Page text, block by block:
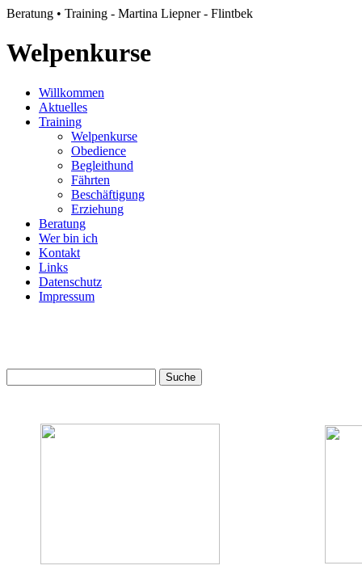
Beratung • Training - Martina Liepner - Flintbek
Welpenkurse
Willkommen
Aktuelles
Training
Welpenkurse
Obedience
Begleithund
Fährten
Beschäftigung
Erziehung
Beratung
Wer bin ich
Kontakt
Links
Datenschutz
Impressum